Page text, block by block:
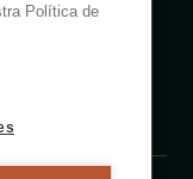
Política de